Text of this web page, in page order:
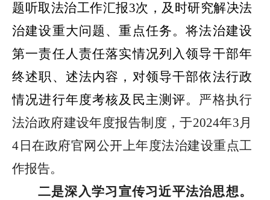
题听取法治工作汇报3次，及时研究解决法
治建设重大问题、重点任务。将法治建设
第一责任人责任落实情况列入领导干部年
终述职、述法内容，对领导干部依法行政
情况进行年度考核及民主测评。 严格执行
法治政府建设年度报告制度，于2024年3月
4 日在政府官网公开上年度法治建设重点工
作报告。
二是深入学习宣传习近平法治思想。